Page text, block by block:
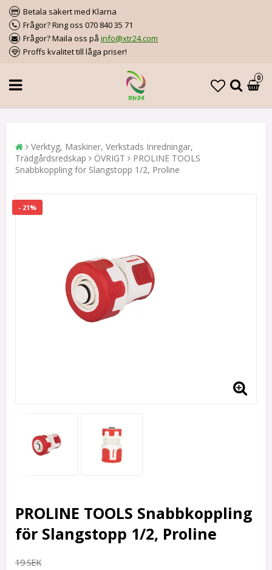
Betala säkert med Klarna
Frågor? Ring oss 070 840 35 71
Frågor? Maila oss på info@xtr24.com
Proffs kvalitet till låga priser!
0
Verktyg, Maskiner, Verkstads Inredningar,
Trädgårdsredskap
ÖVRIGT
PROLINE TOOLS
Snabbkoppling för Slangstopp 1/2, Proline
- 21%
PROLINE TOOLS Snabbkoppling
för Slangstopp 1/2, Proline
19 SEK